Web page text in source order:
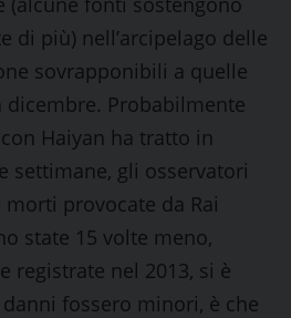
di più) nell’arcipelago delle
sovrapponibili a quelle
dicembre. Probabilmente
Haiyan ha tratto in
settimane, gli osservatori
provocate da Rai
state 15 volte meno,
registrate nel 2013, si è
fossero minori, è che